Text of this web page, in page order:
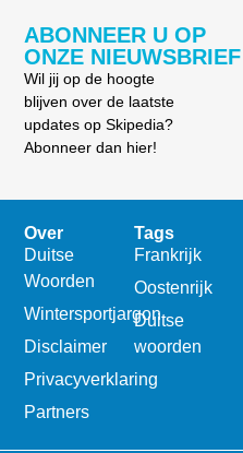
ABONNEER U OP
ONZE NIEUWSBRIEF
Wil jij op de hoogte
blijven over de laatste
updates op Skipedia?
Abonneer dan hier!
Over
Duitse
Woorden
Wintersportjargon
Disclaimer
Privacyverklaring
Partners
Tags
Frankrijk
Oostenrijk
Duitse
woorden